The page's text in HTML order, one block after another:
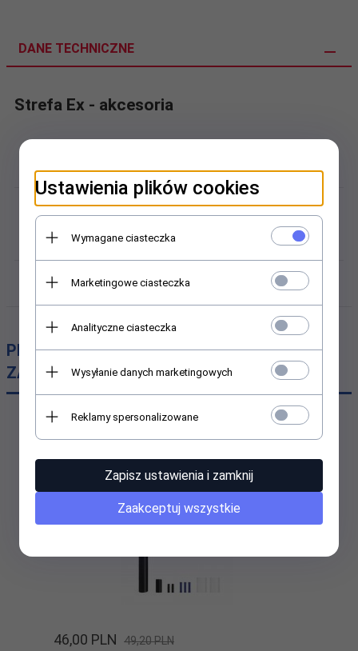
DANE TECHNICZNE
Strefa Ex - akcesoria
Rodzaj zestawu:
zestaw zakończeniowy
Do przewodu grzejnego:
SelfTec PROi LT; SelfTec PROi LT F; SelfTec PROi MT;
SelfTec PROi MT F
PRODUCENT
PRODUKTY, KTÓRE MOGĄ CIĘ
ZAINTERESOWAĆ
46,00 PLN 49,20 PLN
Ustawienia plików cookies
Wymagane ciasteczka
Marketingowe ciasteczka
Analityczne ciasteczka
Wysyłanie danych marketingowych
Reklamy spersonalizowane
Zapisz ustawienia i zamknij
Zaakceptuj wszystkie